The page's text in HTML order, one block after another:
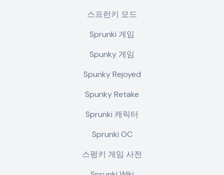
스프런키 모드
Sprunki 게임
Spunky 게임
Spunky Rejoyed
Spunky Retake
Sprunki 캐릭터
Sprunki OC
스펑키 게임 사전